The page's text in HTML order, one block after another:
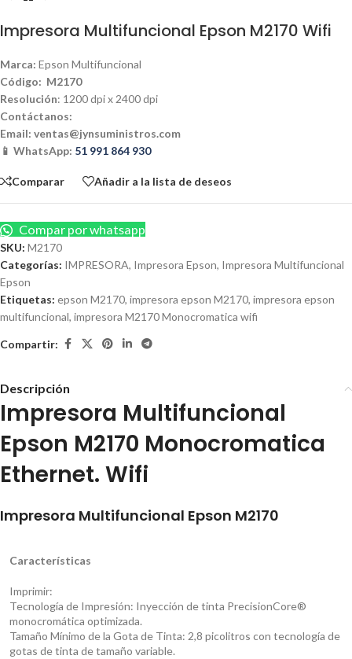
Impresora Multifuncional Epson M2170 Wifi
Marca: Epson Multifuncional
Código: M2170
Resolución: 1200 dpi x 2400 dpi
Contáctanos:
Email: ventas@jynsuministros.com
📱 WhatsApp: 51 991 864 930
Comparar Añadir a la lista de deseos
Compar por whatsapp
SKU: M2170
Categorías: IMPRESORA, Impresora Epson, Impresora Multifuncional
Epson
Etiquetas: epson M2170, impresora epson M2170, impresora epson
multifuncional, impresora M2170 Monocromatica wifi
Compartir:
Descripción
Impresora Multifuncional
Epson M2170 Monocromatica
Ethernet. Wifi
Impresora Multifuncional Epson M2170
Características
Imprimir:
Tecnología de Impresión: Inyección de tinta PrecisionCore®
monocromática optimizada.
Tamaño Mínimo de la Gota de Tinta: 2,8 picolitros con tecnología de
gotas de tinta de tamaño variable.